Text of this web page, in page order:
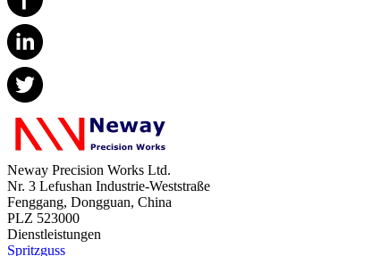
Neway Precision Works Ltd.
Nr. 3 Lefushan Industrie-Weststraße
Fenggang, Dongguan, China
PLZ 523000
Dienstleistungen
Spritzguss